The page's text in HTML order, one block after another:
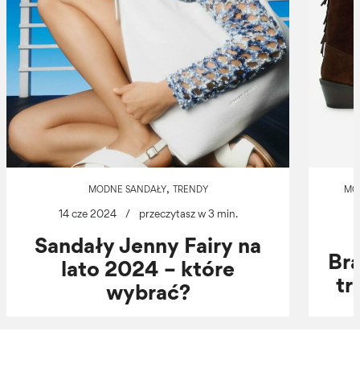
MODNE SANDAŁY, TRENDY
14 cze 2024 / przeczytasz w 3 min.
Sandały Jenny Fairy na
lato 2024 – które
wybrać?